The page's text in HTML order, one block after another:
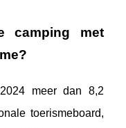
camping met
meer dan 8,2
toerismeboard,